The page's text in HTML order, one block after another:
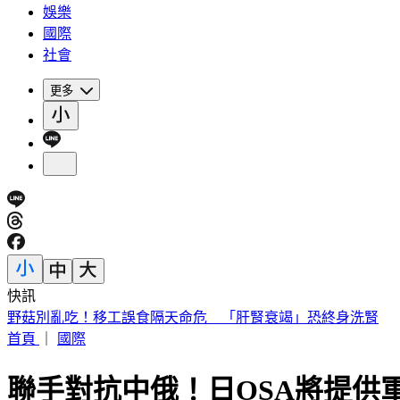
娛樂
國際
社會
更多
快訊
野菇別亂吃！移工誤食隔天命危 「肝腎衰竭」恐終身洗腎
首頁
國際
聯手對抗中俄！日OSA將提供